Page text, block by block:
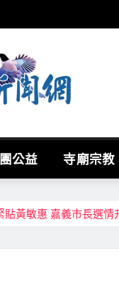
公益 寺廟宗教
黃敏惠 嘉義市長選情